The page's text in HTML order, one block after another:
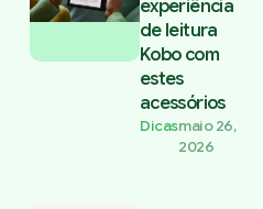
experiência
de leitura
Kobo com
estes
acessórios
Dicasmaio 26,
2026